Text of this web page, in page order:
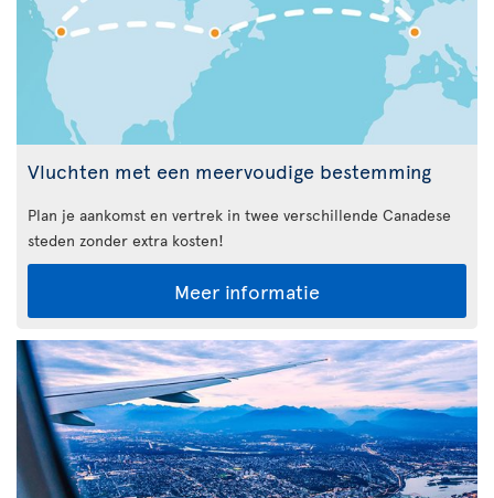
Vluchten met een meervoudige bestemming
Plan je aankomst en vertrek in twee verschillende Canadese
steden zonder extra kosten!
Meer informatie